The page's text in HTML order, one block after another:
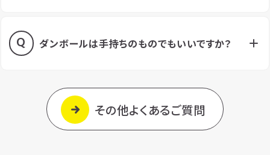
ダンボールは手持ちのものでもいいですか？
その他よくあるご質問